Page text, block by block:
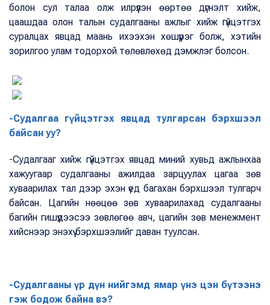
болон сул талаа олж илрүүлэн өөртөө дүгнэлт хийж,
цаашдаа олон талын судалгааны ажлыг хийж гүйцэтгэх
суралцах явцад маань ихээхэн хөшүүрэг болж, хэтийн
зорилгоо улам тодорхой төлөвлөхөд дэмжлэг болсон.
-Судалгаа гүйцэтгэх явцад тулгарсан бэрхшээл
байсан уу?
-Судалгааг хийж гүйцэтгэх явцад миний хувьд ажлынхаа
хажуугаар судалгааны ажилдаа зарцуулах цагаа зөв
хуваарилах тал дээр эхэн үед багахан бэрхшээл тулгарч
байсан. Цагийн нөөцөө зөв хуваарилахад судалгааны
багийн гишүүдээсээ зөвлөгөө авч, цагийн зөв менежмент
хийснээр энэхүү бэрхшээлийг даван туулсан.
-Судалгааны үр дүн нийгэмд ямар үнэ цэн бүтээнэ
гэж бодож байна вэ?